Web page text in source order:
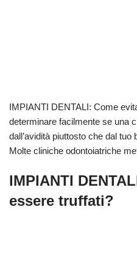
IMPIANTI DENTALI: Come
determinare facilmente se una
dall’avidità piuttosto che dal
Molte cliniche odontoiatriche
IMPIANTI
essere truffati?